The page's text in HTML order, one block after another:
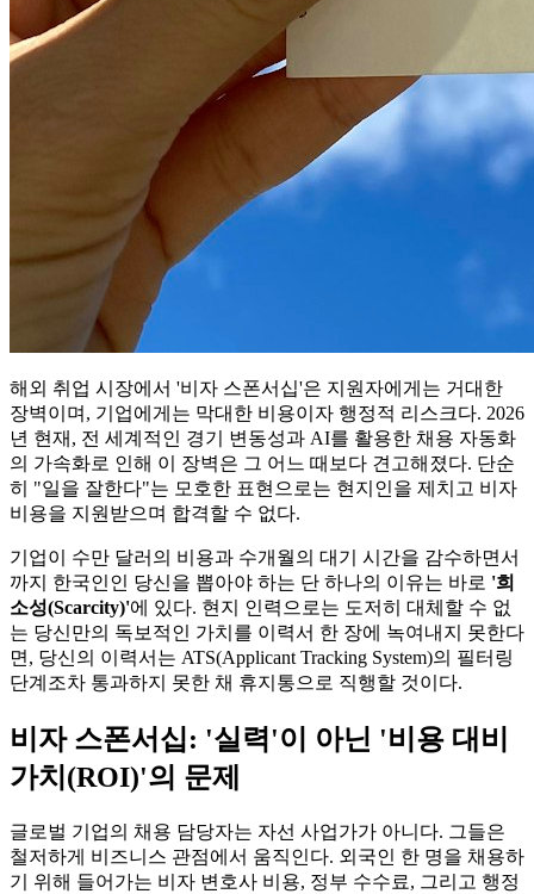
해외 취업 시장에서 '비자 스폰서십'은 지원자에게는 거대한
장벽이며, 기업에게는 막대한 비용이자 행정적 리스크다. 2026
년 현재, 전 세계적인 경기 변동성과 AI를 활용한 채용 자동화
의 가속화로 인해 이 장벽은 그 어느 때보다 견고해졌다. 단순
히 "일을 잘한다"는 모호한 표현으로는 현지인을 제치고 비자
비용을 지원받으며 합격할 수 없다.
기업이 수만 달러의 비용과 수개월의 대기 시간을 감수하면서
까지 한국인인 당신을 뽑아야 하는 단 하나의 이유는 바로 '희
소성(Scarcity)'​에 있다. 현지 인력으로는 도저히 대체할 수 없
는 당신만의 독보적인 가치를 이력서 한 장에 녹여내지 못한다
면, 당신의 이력서는 ATS(Applicant Tracking System)의 필터링
단계조차 통과하지 못한 채 휴지통으로 직행할 것이다.
비자 스폰서십: '실력'이 아닌 '비용 대비
가치(ROI)'의 문제
글로벌 기업의 채용 담당자는 자선 사업가가 아니다. 그들은
철저하게 비즈니스 관점에서 움직인다. 외국인 한 명을 채용하
기 위해 들어가는 비자 변호사 비용, 정부 수수료, 그리고 행정